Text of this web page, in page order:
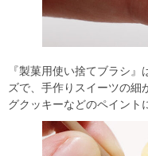
『製菓用使い捨てブラシ
ズで、手作りスイーツの細
グクッキーなどのペイント